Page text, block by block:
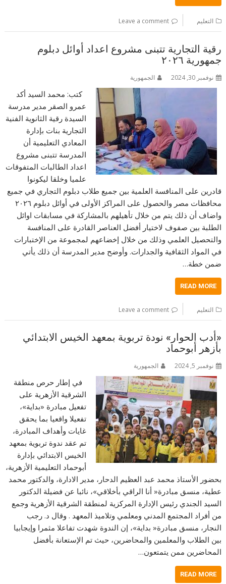
التعليم Leave a comment
رقية التجارية تتبنى مشروع اعداد أوائل دبلوم
جمهورية ٢٠٢٦
نوفمبر 30, 2024 الجمهورية
كتب: محمد السيد أكد
عمرو الصقر مدير مدرسة
السيدة رقية الثانوية الفنية
التجارية بنات بإدارة
المعادي التعليمية أن
المدرسة تتبنى مشروع
اعداد الطالبات المتفوقات
علميا وخلقا ليكونوا
قادرين على المنافسة العلمية بين جميع طلاب دبلوم التجاري في جميع
محافظات مصر والحصول على المراكز الأولى في أوائل دبلوم ٢٠٢٦
واضاف أن ذلك يتم من خلال تأهيلهم بالمشاركة في مسابقات اوائل
الطلبة بين صفوف لاختيار أفضل العناصر القادرة على المنافسة
والتحصيل العلمي وذلك من خلال إخضاعهم لمجموعة من الإختبارات
في المواد الثقافية والجدارات. وأوضح مدير المدرسة أن ذلك يأتي
ضمن خطة…
READ MORE
التعليم Leave a comment
«أدب الحوار» نودة تربوية بمعهد الخيس الابتدائي
بأزهر أبوحماد
نوفمبر 5, 2024 الجمهورية
في إطار حرص منطقة
الشرقية الأزهرية على
تفعيل مبادرة «بداية»،
تفعيلا واقعيا بما يحقق
غايات وأهداف المبادرة،
تم عقد ندوة تربوية بمعهد
الخيس الابتدائي بإدارة
أبوحماد التعليمية الأزهرية،
بحضور الأستاذ محمد عبد العظيم الدحار، مدير الادارة، والدكتور محمد
عطية، منسق مبادرة« أنا الراقي بأخلاقي»، نائبا عن فضيلة الدكتور
السيد الجندي رئيس الإدارة المركزية لمنطقة الشرقية الأزهرية وجمع
من أفراد المجتمع المدني ومعلمي وتلاميذ المعهد . وقال د. رجب
النجار، منسق مبادرة« بداية»، إن الندوة شهدت تفاعلا مثمرا وإيجابيا
بين الطلاب والمعلمين والمحاضرين، حيث تم الإستعانة بأفضل
المحاضرين ممن يتمتعون…
READ MORE